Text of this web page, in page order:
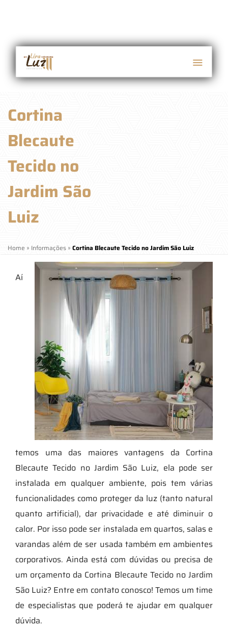
Cortina
Blecaute
Tecido no
Jardim São
Luiz
Home » Informações » Cortina Blecaute Tecido no Jardim São Luiz
Aí
temos uma das maiores vantagens da Cortina
Blecaute Tecido no Jardim São Luiz, ela pode ser
instalada em qualquer ambiente, pois tem várias
funcionalidades como proteger da luz (tanto natural
quanto artificial), dar privacidade e até diminuir o
calor. Por isso pode ser instalada em quartos, salas e
varandas além de ser usada também em ambientes
corporativos. Ainda está com dúvidas ou precisa de
um orçamento da Cortina Blecaute Tecido no Jardim
São Luiz? Entre em contato conosco! Temos um time
de especialistas que poderá te ajudar em qualquer
dúvida.